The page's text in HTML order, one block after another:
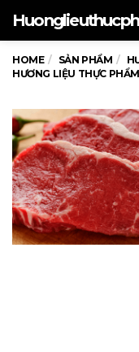
HOME SẢN PHẨM
HƯƠNG LIỆU THỰC